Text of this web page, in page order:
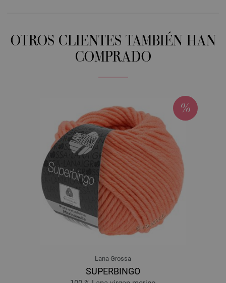
OTROS CLIENTES TAMBIÉN HAN
COMPRADO
Lana Grossa
SUPERBINGO